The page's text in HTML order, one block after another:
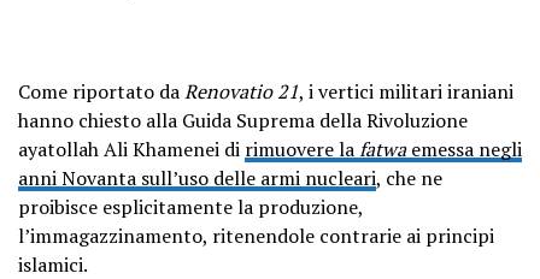
Come riportato daRenovatio 21, i vertici militari iraniani
hanno chiesto alla Guida Suprema della Rivoluzione
ayatollah Ali Khamenei di rimuovere lafatwaemessa negli
anni Novanta sull’uso delle armi nucleari, che ne
proibisce esplicitamente la produzione,
l’immagazzinamento, ritenendole contrarie ai principi
islamici.